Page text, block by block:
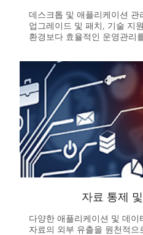
데스크톱 및 애플리케이션 관
업그레이드 및 패치, 기술 지
환경보다 효율적인 운영관리
자료 통제
다양한 애플리케이션 및 데
자료의 외부 유출을 원천적으